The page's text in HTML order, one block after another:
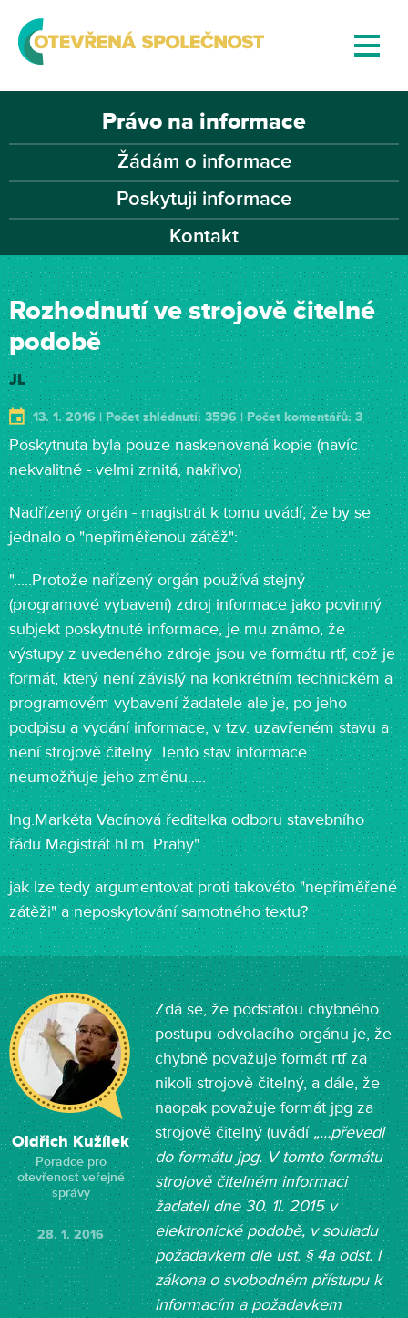
Právo na informace
Žádám o informace
Poskytuji informace
Kontakt
Rozhodnutí ve strojově čitelné
podobě
JL
13. 1. 2016 | Počet zhlédnutí: 3596 | Počet komentářů: 3
Poskytnuta byla pouze naskenovaná kopie (navíc
nekvalitně - velmi zrnitá, nakřivo)
Nadřízený orgán - magistrát k tomu uvádí, že by se
jednalo o "nepřiměřenou zátěž":
".....Protože nařízený orgán používá stejný
(programové vybavení) zdroj informace jako povinný
subjekt poskytnuté informace, je mu známo, že
výstupy z uvedeného zdroje jsou ve formátu rtf, což je
formát, který není závislý na konkrétním technickém a
programovém vybavení žadatele ale je, po jeho
podpisu a vydání informace, v tzv. uzavřeném stavu a
není strojově čitelný. Tento stav informace
neumožňuje jeho změnu.....
Ing.Markéta Vacínová ředitelka odboru stavebního
řádu Magistrát hl.m. Prahy"
jak lze tedy argumentovat proti takovéto "nepřiměřené
zátěži" a neposkytování samotného textu?
Oldřich Kužílek
Poradce pro
otevřenost veřejné
správy
28. 1. 2016
Zdá se, že podstatou chybného
postupu odvolacího orgánu je, že
chybně považuje formát rtf za
nikoli strojově čitelný, a dále, že
naopak považuje formát jpg za
strojově čitelný (uvádí„…převedl
do formátu jpg. V tomto formátu
strojově čitelném informaci
žadateli dne 30. 1l. 2015 v
elektronické podobě, v souladu
požadavkem dle ust. § 4a odst. l
zákona o svobodném přístupu k
informacím a požadavkem